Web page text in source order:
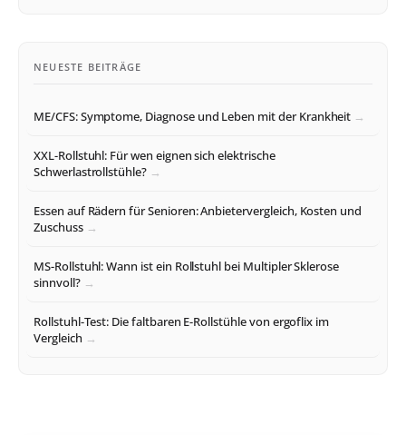
NEUESTE BEITRÄGE
ME/CFS: Symptome, Diagnose und Leben mit der Krankheit
XXL-Rollstuhl: Für wen eignen sich elektrische
Schwerlastrollstühle?
Essen auf Rädern für Senioren: Anbietervergleich, Kosten und
Zuschuss
MS-Rollstuhl: Wann ist ein Rollstuhl bei Multipler Sklerose
sinnvoll?
Rollstuhl-Test: Die faltbaren E-Rollstühle von ergoflix im
Vergleich